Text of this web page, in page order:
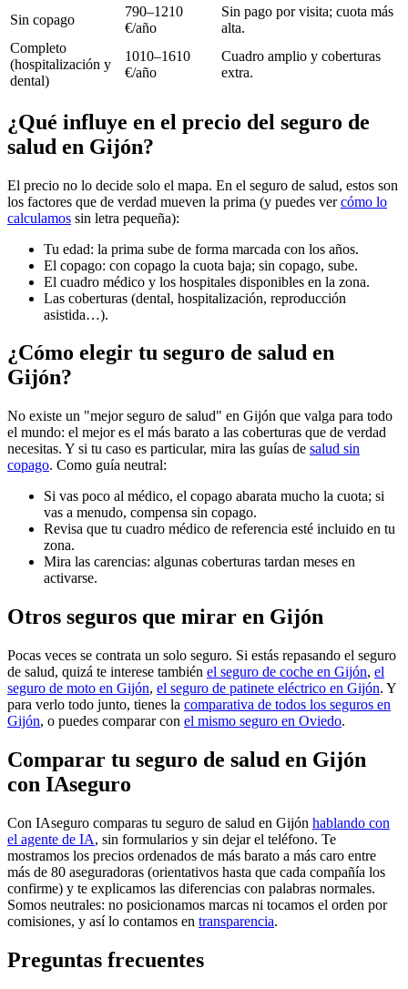
Sin copago
790–1210
€/año
Sin pago por visita; cuota más
alta.
Completo
(hospitalización y
dental)
1010–1610
€/año
Cuadro amplio y coberturas
extra.
¿Qué influye en el precio del seguro de
salud en Gijón?
El precio no lo decide solo el mapa. En el seguro de salud, estos son
los factores que de verdad mueven la prima (y puedes vercómo lo
calculamos sin letra pequeña):
Tu edad: la prima sube de forma marcada con los años.
El copago: con copago la cuota baja; sin copago, sube.
El cuadro médico y los hospitales disponibles en la zona.
Las coberturas (dental, hospitalización, reproducción
asistida…).
¿Cómo elegir tu seguro de salud en
Gijón?
No existe un "mejor seguro de salud" en Gijón que valga para todo
el mundo: el mejor es el más barato a las coberturas que de verdad
necesitas. Y si tu caso es particular, mira las guías de salud sin
copago. Como guía neutral:
Si vas poco al médico, el copago abarata mucho la cuota; si
vas a menudo, compensa sin copago.
Revisa que tu cuadro médico de referencia esté incluido en tu
zona.
Mira las carencias: algunas coberturas tardan meses en
activarse.
Otros seguros que mirar en Gijón
Pocas veces se contrata un solo seguro. Si estás repasando el seguro
de salud, quizá te interese también el seguro de coche en Gijón, el
seguro de moto en Gijón, el seguro de patinete eléctrico en Gijón. Y
para verlo todo junto, tienes la comparativa de todos los seguros en
Gijón, o puedes comparar con el mismo seguro en Oviedo.
Comparar tu seguro de salud en Gijón
con IAseguro
Con IAseguro comparas tu seguro de salud en Gijón hablando con
el agente de IA, sin formularios y sin dejar el teléfono. Te
mostramos los precios ordenados de más barato a más caro entre
más de 80 aseguradoras (orientativos hasta que cada compañía los
confirme) y te explicamos las diferencias con palabras normales.
Somos neutrales: no posicionamos marcas ni tocamos el orden por
comisiones, y así lo contamos en transparencia.
Preguntas frecuentes